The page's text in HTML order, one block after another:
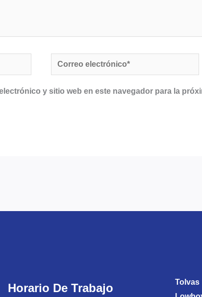
Correo
electrónico*
y sitio web en este navegador para la
Horario De Trabajo
Tolvas